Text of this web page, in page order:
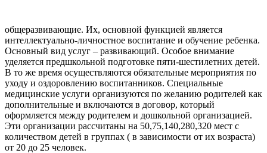
общеразвивающие. Их, основной функцией является
интеллектуально-личностное воспитание и обучение ребенка.
Основный вид услуг – развивающий. Особое внимание
уделяется предшкольной подготовке пяти-шестилетних детей.
В то же время осуществляются обязательные мероприятия по
уходу и оздоровлению воспитанников. Специальные
медицинские услуги организуются по желанию родителей как
дополнительные и включаются в договор, который
оформляется между родителем и дошкольной организацией.
Эти организации рассчитаны на 50,75,140,280,320 мест с
количеством детей в группах ( в зависимости от их возраста)
от 20 до 25 человек.